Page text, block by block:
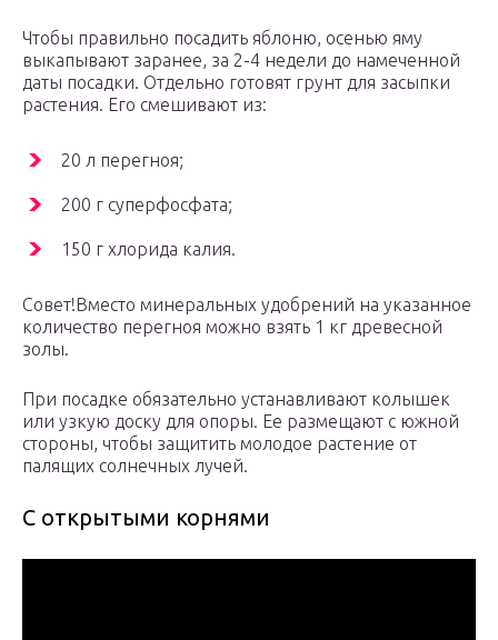
Чтобы правильно посадить яблоню, осенью яму
выкапывают заранее, за 2-4 недели до намеченной
даты посадки. Отдельно готовят грунт для засыпки
растения. Его смешивают из:
20 л перегноя;
200 г суперфосфата;
150 г хлорида калия.
Совет!Вместо минеральных удобрений на указанное
количество перегноя можно взять 1 кг древесной
золы.
При посадке обязательно устанавливают колышек
или узкую доску для опоры. Ее размещают с южной
стороны, чтобы защитить молодое растение от
палящих солнечных лучей.
С открытыми корнями